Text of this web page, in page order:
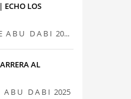
ECHO LOS
A B U D A B I 20...
AL
A B U D A B I 2025